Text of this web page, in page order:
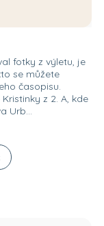
fotky z výletu, je
se můžete
časopisu.
z 2. A, kde
Urb...